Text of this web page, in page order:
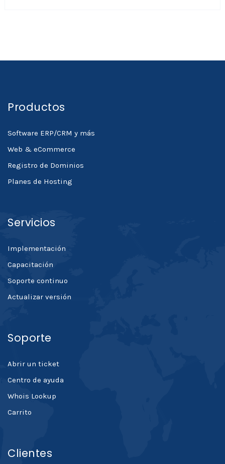
Productos
Software ERP/CRM y más
Web & eCommerce
Registro de Dominios
Planes de Hosting
Servicios
Implementación
Capacitación
Soporte continuo
Actualizar versión
Soporte
Abrir un ticket
Centro de ayuda
Whois Lookup
Carrito
Clientes